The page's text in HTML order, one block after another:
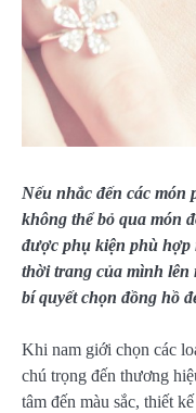
Nếu nhắc đến các
không thể bỏ qua món
được phụ kiện phù hợp
thời trang của mình
bí quyết chọn đồng hồ
Khi nam giới chọn các
chú trọng đến thương
tâm đến màu sắc, thiết